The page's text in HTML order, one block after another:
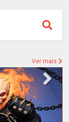
Ver mais